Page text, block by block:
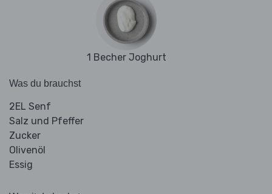
1 Becher Joghurt
Was du brauchst
2EL Senf
Salz und Pfeffer
Zucker
Olivenöl
Essig